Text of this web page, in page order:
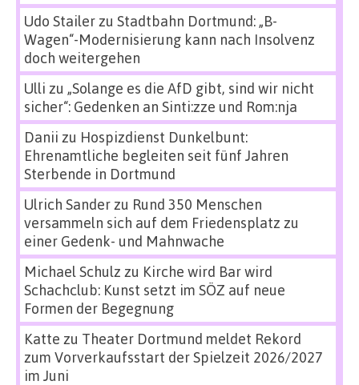
Udo Stailerzu Stadtbahn Dortmund: „B-
Wagen“-Modernisierung kann nach Insolvenz
doch weitergehen
Ulli zu „Solange es die AfD gibt, sind wir nicht
sicher“: Gedenken an Sinti:zze und Rom:nja
Danii zu Hospizdienst Dunkelbunt:
Ehrenamtliche begleiten seit fünf Jahren
Sterbende in Dortmund
Ulrich Sanderzu Rund 350 Menschen
versammeln sich auf dem Friedensplatz zu
einer Gedenk- und Mahnwache
Michael Schulz zu Kirche wird Bar wird
Schachclub: Kunst setzt im SÖZ auf neue
Formen der Begegnung
Katte zu Theater Dortmund meldet Rekord
zum Vorverkaufsstart der Spielzeit 2026/2027
im Juni